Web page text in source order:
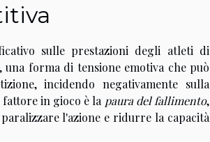
sulle prestazioni degli atleti di
una forma di tensione emotiva che può
incidendo negativamente sulla
in gioco è la paura del fallimento,
l'azione e ridurre la capacità